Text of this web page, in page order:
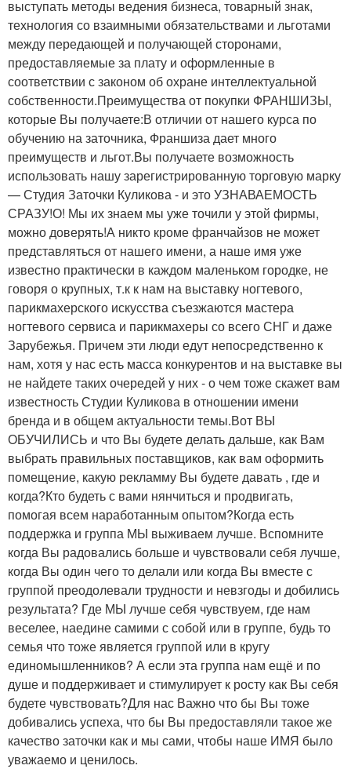
выступать методы ведения бизнеса, товарный знак,
технология со взаимными обязательствами и льготами
между передающей и получающей сторонами,
предоставляемые за плату и оформленные в
соответствии с законом об охране интеллектуальной
собственности.Преимущества от покупки ФРАНШИЗЫ,
которые Вы получаете:В отличии от нашего курса по
обучению на заточника, Франшиза дает много
преимуществ и льгот.Вы получаете возможность
использовать нашу зарегистрированную торговую марку
— Студия Заточки Куликова - и это УЗНАВАЕМОСТЬ
СРАЗУ!О! Мы их знаем мы уже точили у этой фирмы,
можно доверять!А никто кроме франчайзов не может
представляться от нашего имени, а наше имя уже
известно практически в каждом маленьком городке, не
говоря о крупных, т.к к нам на выставку ногтевого,
парикмахерского искусства съезжаются мастера
ногтевого сервиса и парикмахеры со всего СНГ и даже
Зарубежья. Причем эти люди едут непосредственно к
нам, хотя у нас есть масса конкурентов и на выставке вы
не найдете таких очередей у них - о чем тоже скажет вам
известность Студии Куликова в отношении имени
бренда и в общем актуальности темы.Вот ВЫ
ОБУЧИЛИСЬ и что Вы будете делать дальше, как Вам
выбрать правильных поставщиков, как вам оформить
помещение, какую рекламму Вы будете давать , где и
когда?Кто будеть с вами нянчиться и продвигать,
помогая всем наработанным опытом?Когда есть
поддержка и группа МЫ выживаем лучше. Вспомните
когда Вы радовались больше и чувствовали себя лучше,
когда Вы один чего то делали или когда Вы вместе с
группой преодолевали трудности и невзгоды и добились
результата? Где МЫ лучше себя чувствуем, где нам
веселее, наедине самими с собой или в группе, будь то
семья что тоже является группой или в кругу
единомышленников? А если эта группа нам ещё и по
душе и поддерживает и стимулирует к росту как Вы себя
будете чувствовать?Для нас Важно что бы Вы тоже
добивались успеха, что бы Вы предоставляли такое же
качество заточки как и мы сами, чтобы наше ИМЯ было
уважаемо и ценилось.